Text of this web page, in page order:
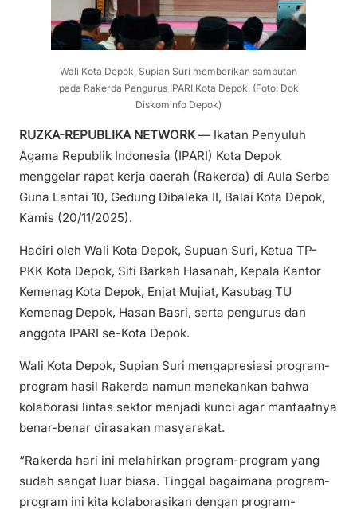
Wali Kota Depok, Supian Suri memberikan sambutan
pada Rakerda Pengurus IPARI Kota Depok. (Foto: Dok
Diskominfo Depok)
RUZKA-REPUBLIKA NETWORK— Ikatan Penyuluh
Agama Republik Indonesia (IPARI) Kota Depok
menggelar rapat kerja daerah (Rakerda) di Aula Serba
Guna Lantai 10, Gedung Dibaleka II, Balai Kota Depok,
Kamis (20/11/2025).
Hadiri oleh Wali Kota Depok, Supuan Suri, Ketua TP-
PKK Kota Depok, Siti Barkah Hasanah, Kepala Kantor
Kemenag Kota Depok, Enjat Mujiat, Kasubag TU
Kemenag Depok, Hasan Basri, serta pengurus dan
anggota IPARI se-Kota Depok.
Wali Kota Depok, Supian Suri mengapresiasi program-
program hasil Rakerda namun menekankan bahwa
kolaborasi lintas sektor menjadi kunci agar manfaatnya
benar-benar dirasakan masyarakat.
“Rakerda hari ini melahirkan program-program yang
sudah sangat luar biasa. Tinggal bagaimana program-
program ini kita kolaborasikan dengan program-